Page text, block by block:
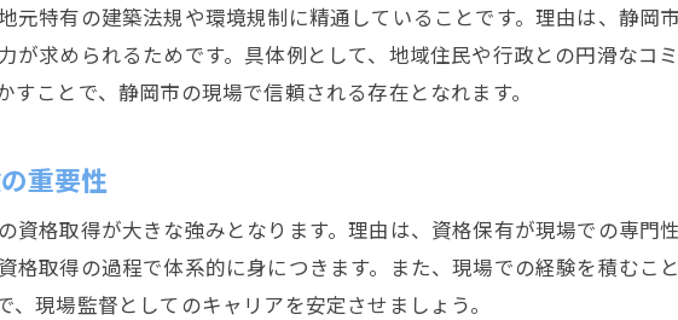
現場監督のスキルアップに役立つ実践的ヒント
現場監督が成長するための学び方
静岡市現場監督に適したスキルアップ術
実践的な現場監督スキルの磨き方を紹介
現場監督が日々意識したい成長習慣
元特有の建築法規や環境規制に精通していることです。理由は、静岡
が求められるためです。具体例として、地域住民や行政との円滑なコ
ことで、静岡市の現場で信頼される存在となれます。
重要性
資格取得が大きな強みとなります。理由は、資格保有が現場での専門
格取得の過程で体系的に身につきます。また、現場での経験を積むこ
現場監督としてのキャリアを安定させましょう。